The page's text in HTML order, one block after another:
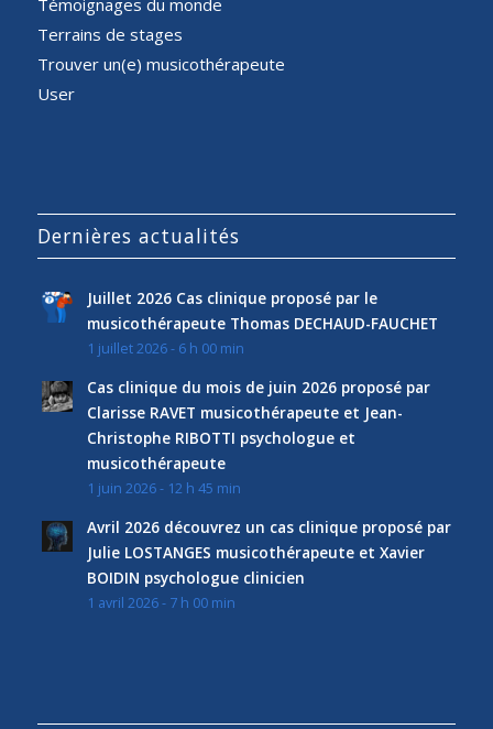
Témoignages du monde
Terrains de stages
Trouver un(e) musicothérapeute
User
Dernières actualités
Juillet 2026 Cas clinique proposé par le
musicothérapeute Thomas DECHAUD-FAUCHET
1 juillet 2026 - 6 h 00 min
Cas clinique du mois de juin 2026 proposé par
Clarisse RAVET musicothérapeute et Jean-
Christophe RIBOTTI psychologue et
musicothérapeute
1 juin 2026 - 12 h 45 min
Avril 2026 découvrez un cas clinique proposé par
Julie LOSTANGES musicothérapeute et Xavier
BOIDIN psychologue clinicien
1 avril 2026 - 7 h 00 min